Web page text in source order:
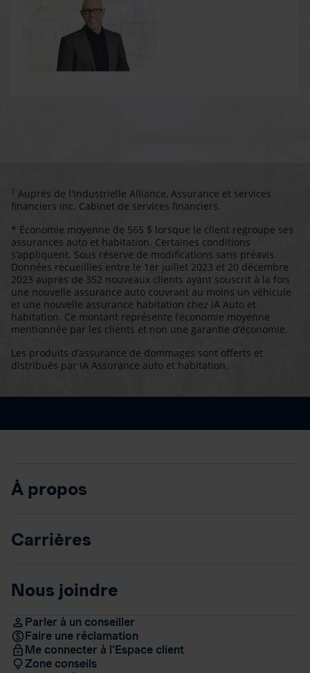
1 Auprès de l'Industrielle Alliance, Assurance et services
financiers inc. Cabinet de services financiers.
* Économie moyenne de 565 $ lorsque le client regroupe ses
assurances auto et habitation. Certaines conditions
s’appliquent. Sous réserve de modifications sans préavis.
Données recueillies entre le 1er juillet 2023 et 20 décembre
2023 auprès de 352 nouveaux clients ayant souscrit à la fois
une nouvelle assurance auto couvrant au moins un véhicule
et une nouvelle assurance habitation chez iA Auto et
habitation. Ce montant représente l’économie moyenne
mentionnée par les clients et non une garantie d’économie.
Les produits d’assurance de dommages sont offerts et
distribués par iA Assurance auto et habitation.
À propos
Carrières
Nous joindre
Parler à un conseiller
Faire une réclamation
Me connecter à l’Espace client
Zone conseils